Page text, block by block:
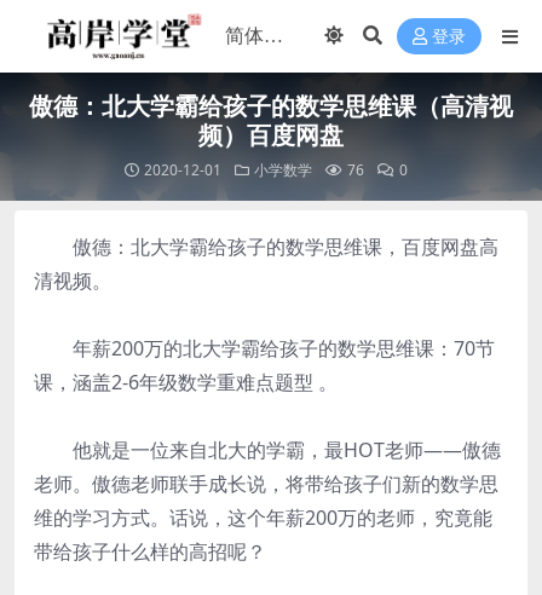
登录
傲德：北大学霸给孩子的数学思维课（高清视
频）百度网盘
2020-12-01 小学数学 76 0
傲德：北大学霸给孩子的数学思维课，百度网盘高
清视频。
年薪200万的北大学霸给孩子的数学思维课：70节
课，涵盖2-6年级数学重难点题型 。
他就是一位来自北大的学霸，最HOT老师——傲德
老师。傲德老师联手成长说，将带给孩子们新的数学思
维的学习方式。话说，这个年薪200万的老师，究竟能
带给孩子什么样的高招呢？